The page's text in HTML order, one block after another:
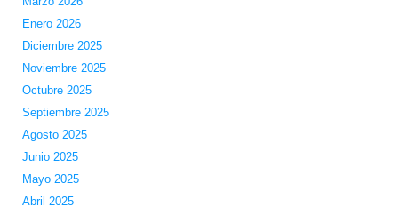
Enero 2026
Diciembre 2025
Noviembre 2025
Octubre 2025
Septiembre 2025
Agosto 2025
Junio 2025
Mayo 2025
Abril 2025